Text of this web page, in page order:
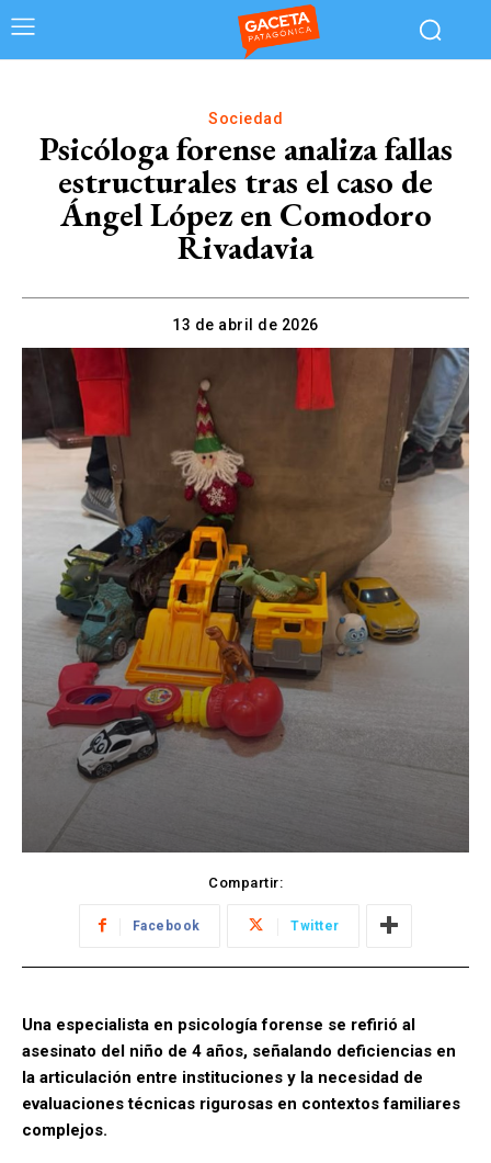
Sociedad
Psicóloga forense analiza fallas
estructurales tras el caso de
Ángel López en Comodoro
Rivadavia
13 de abril de 2026
Compartir:
Facebook Twitter
Una especialista en psicología forense se refirió al
asesinato del niño de 4 años, señalando deficiencias en
la articulación entre instituciones y la necesidad de
evaluaciones técnicas rigurosas en contextos familiares
complejos.